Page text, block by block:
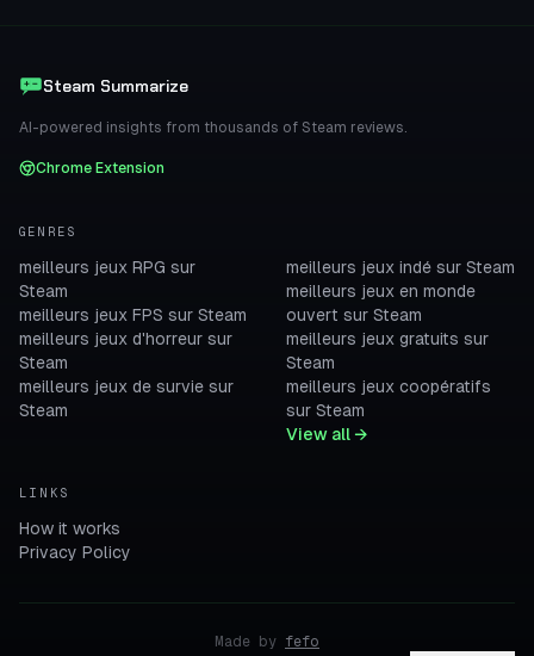
Steam Summarize
AI-powered insights from thousands of Steam reviews.
Chrome Extension
GENRES
meilleurs jeux RPG sur
Steam
meilleurs jeux FPS sur Steam
meilleurs jeux d'horreur sur
Steam
meilleurs jeux de survie sur
Steam
meilleurs jeux indé sur Steam
meilleurs jeux en monde
ouvert sur Steam
meilleurs jeux gratuits sur
Steam
meilleurs jeux coopératifs
sur Steam
View all →
LINKS
How it works
Privacy Policy
Made by fefo